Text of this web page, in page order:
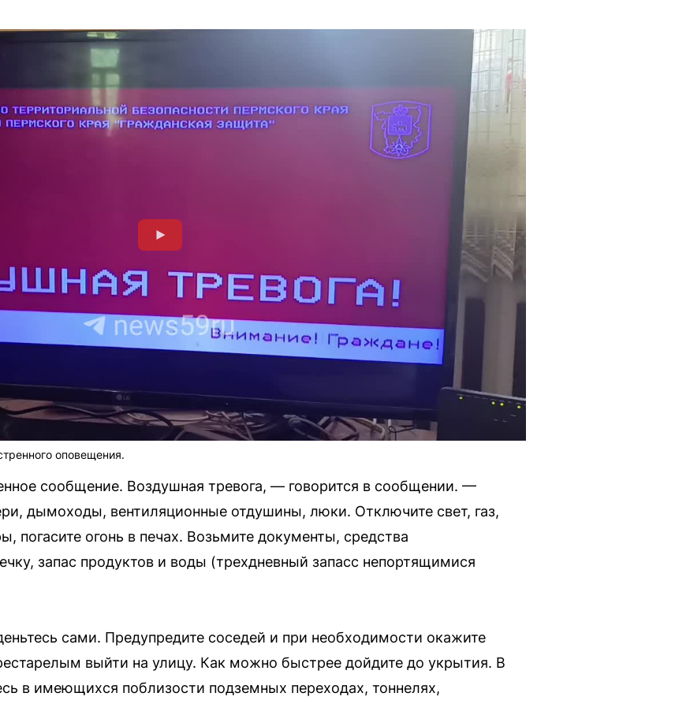
оповещения.
сообщение. Воздушная тревога, — говорится в сообщении. —
дымоходы, вентиляционные отдушины, люки. Отключите свет, газ,
погасите огонь в печах. Возьмите документы, средства
запас продуктов и воды (трехдневный запасс непортящимися
сами. Предупредите соседей и при необходимости окажите
выйти на улицу. Как можно быстрее дойдите до укрытия. В
в имеющихся поблизости подземных переходах, тоннелях,